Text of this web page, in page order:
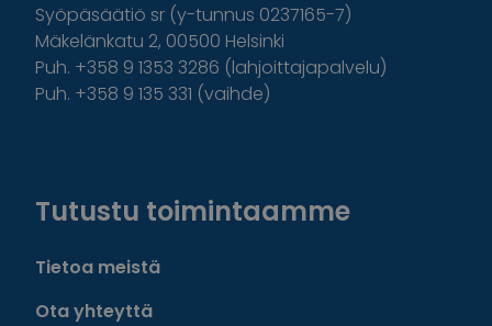
Syöpäsäätiö sr (y-tunnus 0237165-7)
Mäkelänkatu 2, 00500 Helsinki
Puh. +358 9 1353 3286 (lahjoittajapalvelu)
Puh. +358 9 135 331 (vaihde)
Tutustu toimintaamme
Tietoa meistä
Ota yhteyttä